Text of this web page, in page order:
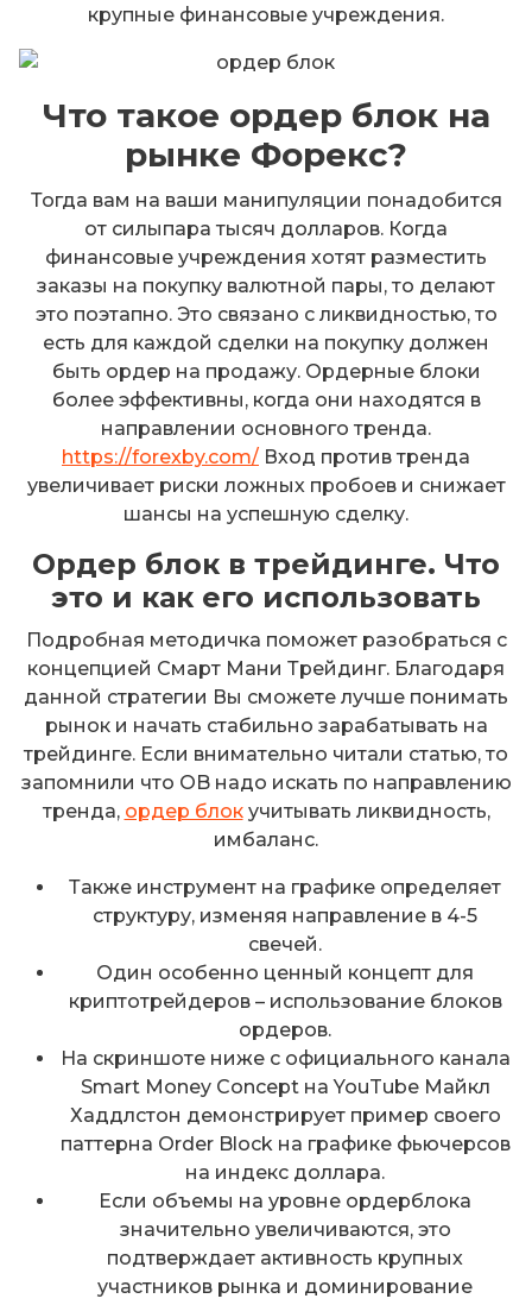
крупные финансовые учреждения.
Что такое ордер блок на
рынке Форекс?
Тогда вам на ваши манипуляции понадобится
от силыпара тысяч долларов. Когда
финансовые учреждения хотят разместить
заказы на покупку валютной пары, то делают
это поэтапно. Это связано с ликвидностью, то
есть для каждой сделки на покупку должен
быть ордер на продажу. Ордерные блоки
более эффективны, когда они находятся в
направлении основного тренда.
https://forexby.com/ Вход против тренда
увеличивает риски ложных пробоев и снижает
шансы на успешную сделку.
Ордер блок в трейдинге. Что
это и как его использовать
Подробная методичка поможет разобраться с
концепцией Смарт Мани Трейдинг. Благодаря
данной стратегии Вы сможете лучше понимать
рынок и начать стабильно зарабатывать на
трейдинге. Если внимательно читали статью, то
запомнили что OB надо искать по направлению
тренда, ордер блокучитывать ликвидность,
имбаланс.
Также инструмент на графике определяет
структуру, изменяя направление в 4-5
свечей.
Один особенно ценный концепт для
криптотрейдеров – использование блоков
ордеров.
На скриншоте ниже с официального канала
Smart Money Concept на YouTube Майкл
Хаддлстон демонстрирует пример своего
паттерна Order Block на графике фьючерсов
на индекс доллара.
Если объемы на уровне ордерблока
значительно увеличиваются, это
подтверждает активность крупных
участников рынка и доминирование